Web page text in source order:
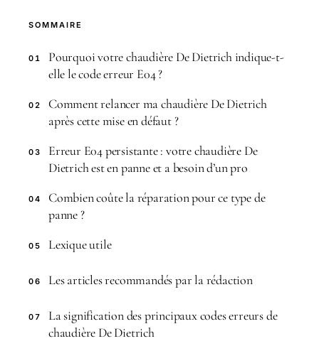
SOMMAIRE
01
Pourquoi votre chaudière De Dietrich indique-t-
elle le code erreur E04 ?
02
Comment relancer ma chaudière De Dietrich
après cette mise en défaut ?
03
Erreur E04 persistante : votre chaudière De
Dietrich est en panne et a besoin d’un pro
04
Combien coûte la réparation pour ce type de
panne ?
05 Lexique utile
06 Les articles recommandés par la rédaction
07
La signification des principaux codes erreurs de
chaudière De Dietrich